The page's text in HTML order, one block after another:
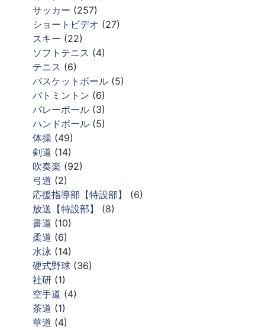
サッカー (257)
ショートビデオ (27)
スキー (22)
ソフトテニス (4)
テニス (6)
バスケットボール (5)
バトミントン (6)
バレーボール (3)
ハンドボール (5)
体操 (49)
剣道 (14)
吹奏楽 (92)
弓道 (2)
応援指導部【特設部】
(6)
放送【特設部】
(8)
書道 (10)
柔道 (6)
水泳 (14)
硬式野球 (36)
社研 (1)
空手道 (4)
茶道 (1)
華道 (4)